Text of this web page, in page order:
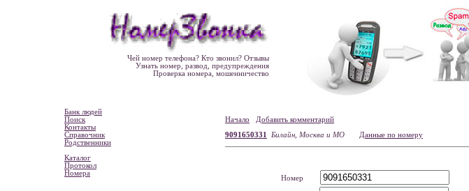
Чей номер телефона? Кто звонил? Отзывы
Узнать номер, развод, предупреждения
Проверка номера, мошенничество
Банк людей
Поиск
Контакты
Справочник
Родственники
Каталог
Протокол
Номера
Начало
Добавить комментарий
9091650331
Билайн, Москва и МО Данные по номеру
Номер